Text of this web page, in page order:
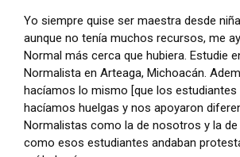
Yo siempre quise ser maestra desde
aunque no tenía muchos recursos, me
Normal más cerca que hubiera. Estudie
Normalista en Arteaga, Michoacán.
hacíamos lo mismo [que los estudiantes
hacíamos huelgas y nos apoyaron
Normalistas como la de nosotros y la
como esos estudiantes andaban